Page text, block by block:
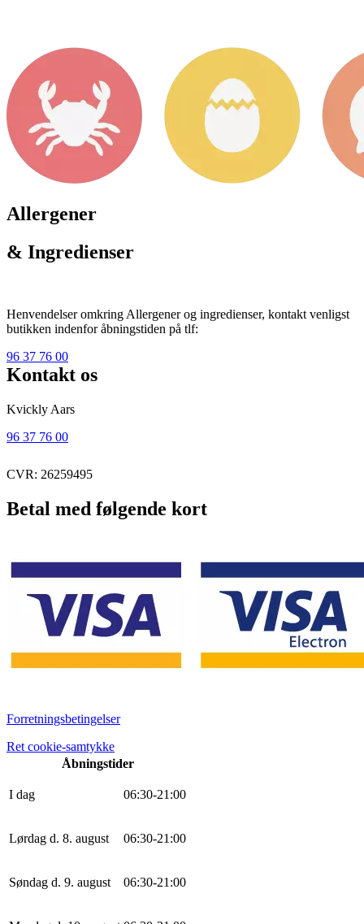
Allergener
& Ingredienser
Henvendelser omkring Allergener og ingredienser, kontakt venligst
butikken indenfor åbningstiden på tlf:
96 37 76 00
Kontakt os
Kvickly Aars
96 37 76 00
CVR: 26259495
Betal med følgende kort
Forretningsbetingelser
Ret cookie-samtykke
Åbningstider
I dag 06:30-21 :00
Lørdag d. 8. august 06:30-21 :00
Søndag d. 9. august 06:30-21 :00